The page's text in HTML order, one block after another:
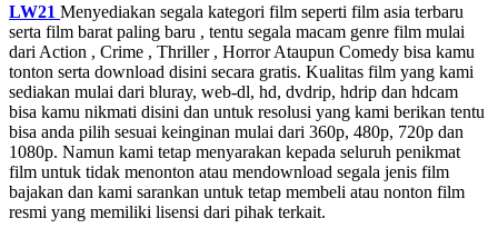
LW21 Menyediakan segala kategori film seperti film asia terbaru
serta film barat paling baru , tentu segala macam genre film mulai
dari Action , Crime , Thriller , Horror Ataupun Comedy bisa kamu
tonton serta download disini secara gratis. Kualitas film yang kami
sediakan mulai dari bluray, web-dl, hd, dvdrip, hdrip dan hdcam
bisa kamu nikmati disini dan untuk resolusi yang kami berikan tentu
bisa anda pilih sesuai keinginan mulai dari 360p, 480p, 720p dan
1080p. Namun kami tetap menyarakan kepada seluruh penikmat
film untuk tidak menonton atau mendownload segala jenis film
bajakan dan kami sarankan untuk tetap membeli atau nonton film
resmi yang memiliki lisensi dari pihak terkait.